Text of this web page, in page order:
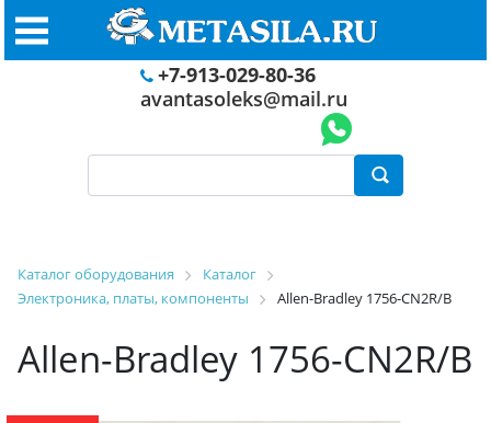
+7-913-029-80-36
avantasoleks@mail.ru
Каталог оборудования
Каталог
Электроника, платы, компоненты
Allen-Bradley 1756-CN2R/B
Allen-Bradley 1756-CN2R/B